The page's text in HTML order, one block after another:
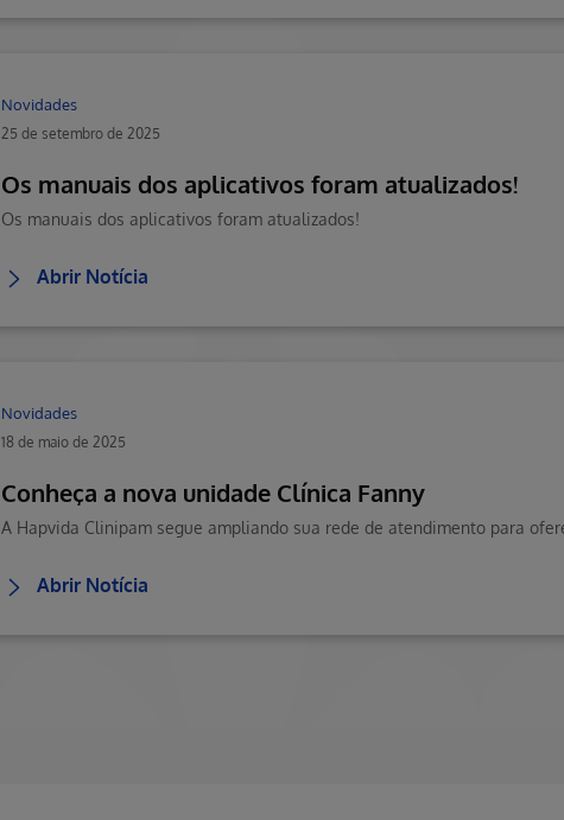
Novidades
25 de setembro de 2025
Os manuais dos aplicativos foram atualizados!
Os manuais dos aplicativos foram atualizados!
Abrir Notícia
Novidades
18 de maio de 2025
Conheça a nova unidade Clínica Fanny
Abrir Notícia